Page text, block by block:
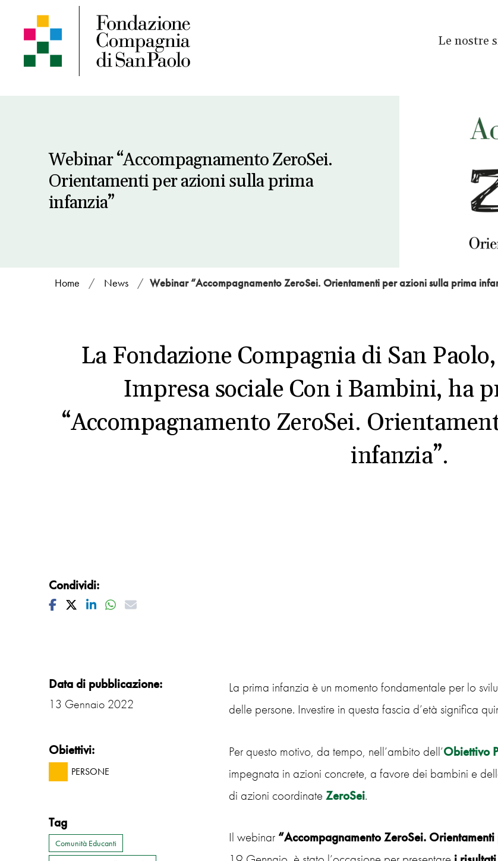
Le nostre
Webinar “Accompagnamento ZeroSei.
Orientamenti per azioni sulla prima
infanzia”
Home / News / Webinar “Accompagnamento ZeroSei. Orientamenti per azioni sulla prima
La Fondazione Compagnia di San
Impresa sociale Con i Bambini, ha
“Accompagnamento ZeroSei.
infanzia”.
Condividi:
Facebook
TwitterLinkedinWhatsapp
Mail
Data di pubblicazione:
13 Gennaio 2022
Obiettivi:
PERSONE
Tag
Comunità Educanti
La prima infanzia è un momento fondamentale per lo
delle persone. Investire in questa fascia d’età significa
Per questo motivo, da tempo, nell’ambito dell’Obiettivo
impegnata in azioni concrete, a favore dei bambini e
di azioni coordinateZeroSei.
Il webinar “Accompagnamento ZeroSei.